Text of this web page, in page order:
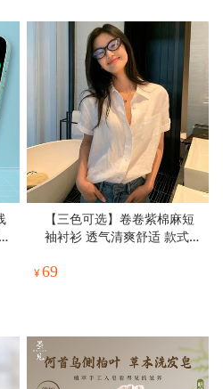
【三色可选】卷卷紫棉麻短
袖衬衫 透气清爽舒适 款式百
¥69